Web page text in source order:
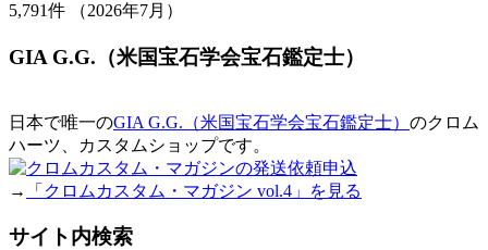
5,791件 （2026年7月）
GIA G.G.（米国宝石学会宝石鑑定士）
日本で唯一のGIA G.G.（米国宝石学会宝石鑑定士） のクロム
ハーツ、カスタムショップです。
→ 「クロムカスタム・マガジン vol.4」を見る
サイト内検索